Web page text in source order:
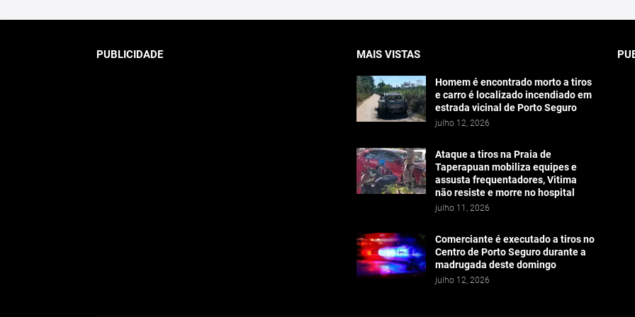
PUBLICIDADE MAIS VISTAS
Homem é encontrado morto a tiros
e carro é localizado incendiado em
estrada vicinal de Porto Seguro
julho 12, 2026
Ataque a tiros na Praia de
Taperapuan mobiliza equipes e
assusta frequentadores, Vitima
não resiste e morre no hospital
julho 11, 2026
Comerciante é executado a tiros no
Centro de Porto Seguro durante a
madrugada deste domingo
julho 12, 2026